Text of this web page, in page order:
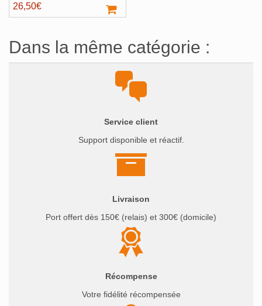
26,50€
Dans la même catégorie :
Service client
Support disponible et réactif.
Livraison
Port offert dès 150€ (relais) et 300€ (domicile)
Récompense
Votre fidélité récompensée